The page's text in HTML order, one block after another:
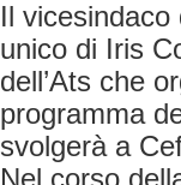
Il vicesindaco
unico di Iris
dell’Ats che
programma
svolgerà a